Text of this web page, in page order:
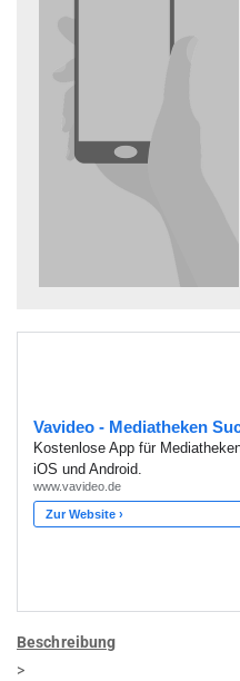
Beschreibung
>